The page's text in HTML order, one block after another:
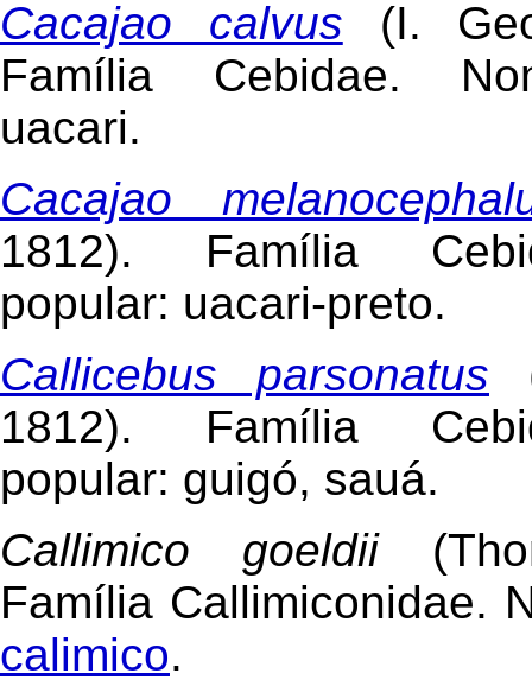
Cacajao calvus
(I.
Família Cebidae.
uacari.
Cacajao
1812). Família
popular: uacari-preto.
Callicebus parsonatus
1812). Família
popular: guigó, sauá.
Callimico goeldii
Família Callimiconidae.
calimico.